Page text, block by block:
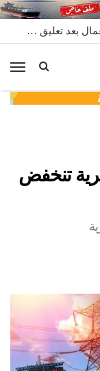
توسعة حقل الشمال القطري تستأنف الأعمال بعد تعليق مؤقت
تنخفض